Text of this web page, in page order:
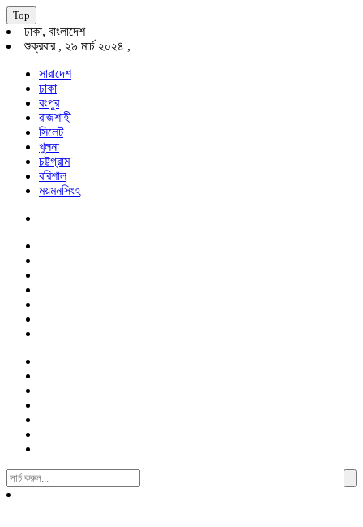
Top
ঢাকা, বাংলাদেশ
শুক্রবার , ২৯ মার্চ ২০২৪ ,
সারাদেশ
ঢাকা
রংপুর
রাজশাহী
সিলেট
খুলনা
চট্টগ্রাম
বরিশাল
ময়মনসিংহ
Search
For: